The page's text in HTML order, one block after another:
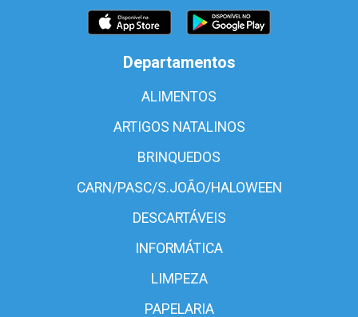
Departamentos
ALIMENTOS
ARTIGOS NATALINOS
BRINQUEDOS
CARN/PASC/S.JOÃO/HALOWEEN
DESCARTÁVEIS
INFORMÁTICA
LIMPEZA
PAPELARIA